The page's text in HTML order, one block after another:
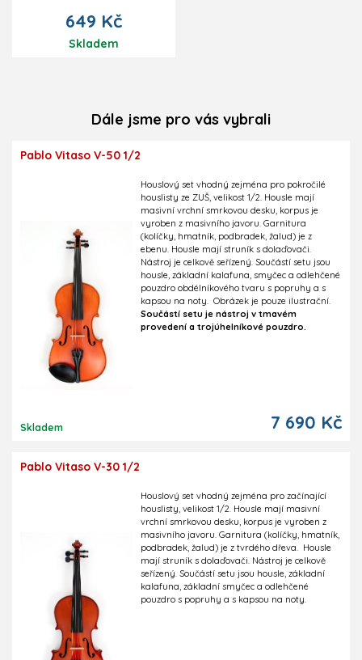
Fahrenheita, minimální a
maximální dosažené hodnoty za
určité období. Energeticky
649 Kč
Skladem
Dále jsme pro vás vybrali
Pablo Vitaso V-50 1/2
Skladem
Houslový set vhodný zejména pro pokročilé
houslisty ze ZUŠ, velikost 1/2. Housle mají
masivní vrchní smrkovou desku, korpus je
vyroben z masivního javoru. Garnitura
(kolíčky, hmatník, podbradek, žalud) je z
ebenu. Housle mají struník s dolaďovači.
Nástroj je celkově seřízený. Součástí setu jsou
housle, základní kalafuna, smyčec a odlehčené
pouzdro obdélníkového tvaru s popruhy a s
kapsou na noty. Obrázek je pouze ilustrační.
Součástí setu je nástroj v tmavém
provedení a trojúhelníkové pouzdro.
7 690 Kč
Pablo Vitaso V-30 1/2
Houslový set vhodný zejména pro začínající
houslisty, velikost 1/2. Housle mají masivní
vrchní smrkovou desku, korpus je vyroben z
masivního javoru. Garnitura (kolíčky, hmatník,
podbradek, žalud) je z tvrdého dřeva. Housle
mají struník s dolaďovači. Nástroj je celkově
seřízený. Součástí setu jsou housle, základní
kalafuna, základní smyčec a odlehčené
pouzdro s popruhy a s kapsou na noty.